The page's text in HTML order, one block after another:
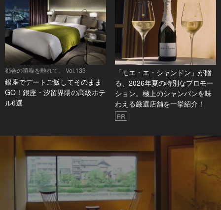
都会の喧噪を離れて。 Vol.133
銀座でデートご飯してそのまま
GO！銀座・汐留界隈の高級ホテ
ル6選
「モエ・エ・シャンドン」が贈
る、2026年夏の特別なプロモー
ション。極上のシャンパンを味
わえる厳選店舗を一挙紹介！
PR